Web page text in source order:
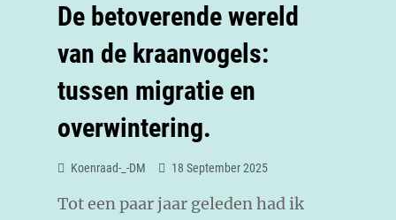
De betoverende wereld
van de kraanvogels:
tussen migratie en
overwintering.
Koenraad-_-DM 18 September 2025
Tot een paar jaar geleden had ik